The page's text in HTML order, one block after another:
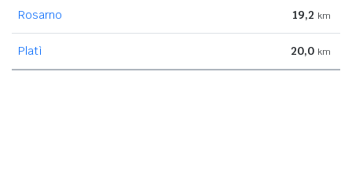
Rosarno 19,2 km
Platì 20,0 km